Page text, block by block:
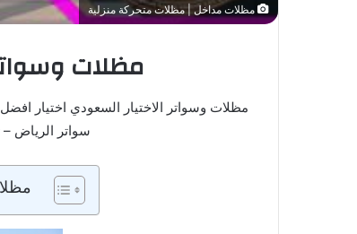
مظلات مداخل | مظلات متحركة منزلية
مظلات
مظلات وسواتر الاختيار السعودي اختيار
سواتر الرياض